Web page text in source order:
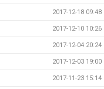
2017-12-18 09:48
2017-12-10 10:26
2017-12-04 20:24
2017-12-03 19:00
2017-11-23 15:14